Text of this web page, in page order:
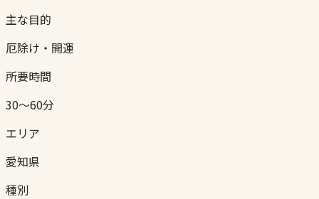
主な目的
厄除け・開運
所要時間
30〜60分
エリア
愛知県
種別